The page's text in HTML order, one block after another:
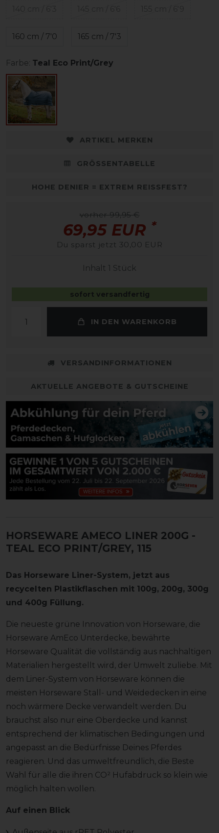
160 cm / 7'0 165 cm / 7'3
Farbe: Teal Eco Print/Grey
ARTIKEL MERKEN
GRÖSSENTABELLE
HOHE DENIER = EXTREM REISSFEST?
vorher 99,95 €
69,95 EUR *
Du sparst jetzt 30,00 EUR
Inhalt 1 Stück
sofort versandfertig
IN DEN WARENKORB
VERSANDINFORMATIONEN
AKTUELLE ANGEBOTE & GUTSCHEINE
HORSEWARE AMECO LINER 200G -
TEAL ECO PRINT/GREY, 115
Das Horseware Liner-System, jetzt aus
recycelten Plastikflaschen mit 100g, 200g, 300g
und 400g Füllung.
Die neueste grüne Innovation von Horseware, die
Horseware AmEco Unterdecke, bewährte
Horseware Qualität die vollständig aus nachhaltigen
Materialien hergestellt wird, der Umwelt zuliebe. Mit
dem Liner-System von Horseware können die
meisten Horseware Stall- und Weidedecken in eine
noch wärmere Decke verwandelt werden. Du
brauchst also nur eine Oberdecke und kannst
entsprechend der klimatischen Bedingungen und
angepasst an die Bedürfnisse Deines Pferdes
reagieren. Und das umweltfreundlich, die Beste
Wahl für alle die ihren CO² Hufabdruck so klein wie
möglich halten wollen.
Auf einen Blick